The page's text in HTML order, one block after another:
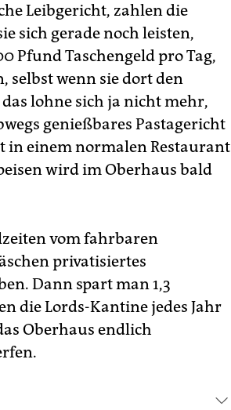
Leibgericht, zahlen die
sich gerade noch leisten,
Pfund Taschengeld pro Tag,
selbst wenn sie dort den
lohne sich ja nicht mehr,
genießbares Pastagericht
in einem normalen Restaurant
wird im Oberhaus bald
vom fahrbaren
privatisiertes
Dann spart man 1,3
die Lords-Kantine jedes Jahr
Oberhaus endlich